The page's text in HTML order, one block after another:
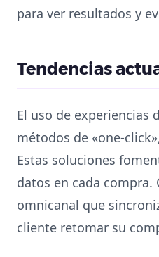
para ver resultados y
Tendencias
El uso de experiencias
métodos de «one-
Estas soluciones
datos en cada
omnicanal que
cliente retomar su